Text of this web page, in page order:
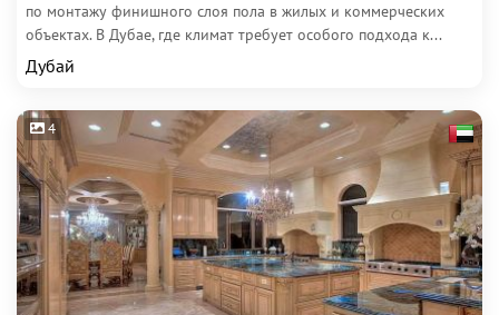
по монтажу финишного слоя пола в жилых и коммерческих
объектах. В Дубае, где климат требует особого подхода к...
Дубай
4